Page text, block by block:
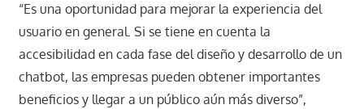
“Es una oportunidad para mejorar la experiencia del
usuario en general. Si se tiene en cuenta la
accesibilidad en cada fase del diseño y desarrollo de un
chatbot, las empresas pueden obtener importantes
beneficios y llegar a un público aún más diverso”,